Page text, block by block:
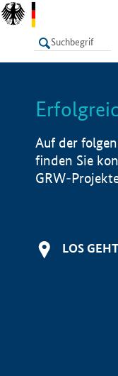
LISTE
Auf der
finden Sie
GRW-
LOS